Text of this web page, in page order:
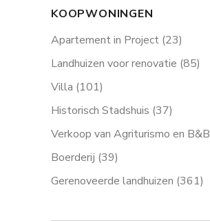
KOOPWONINGEN
Apartement in Project (23)
Landhuizen voor renovatie (85)
Villa (101)
Historisch Stadshuis (37)
Verkoop van Agriturismo en B&B
Boerderij (39)
Gerenoveerde landhuizen (361)